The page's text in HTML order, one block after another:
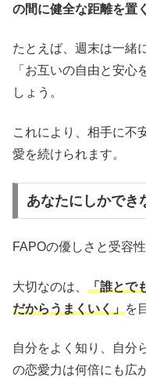
の間に健全な距離を置
たとえば、週末は一緒
「お互いの自由と安心
しょう。
これにより、相手に不
愛を続けられます。
あなたにしかでき
FAPOの優しさと受容
大切なのは、 「誰とで
だからうまくいく」を
自分をよく知り、自分
の恋愛力は何倍にも広